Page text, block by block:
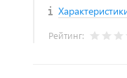
Рейтинг: